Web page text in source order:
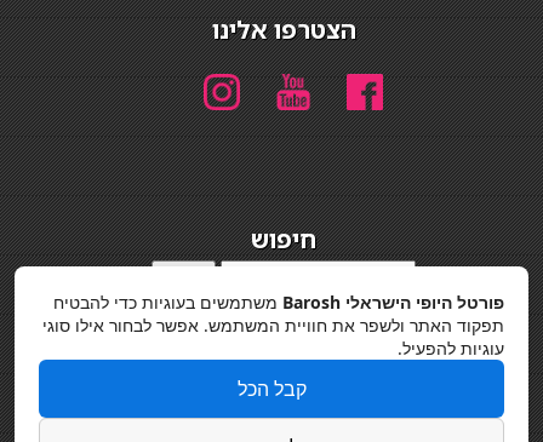
הצטרפו אלינו
חיפוש
מדיניות פרטיות
פורטל היופי הישראלי Barosh
משתמשים בעוגיות כדי להבטיח
תפקוד האתר ולשפר את חוויית המשתמש. אפשר לבחור אילו סוגי
עוגיות להפעיל.
קבל הכל